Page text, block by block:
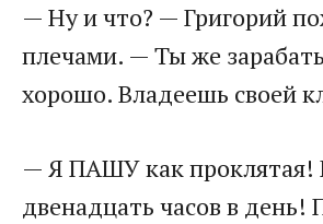
— Ну и что? — Григорий
плечами. — Ты же
хорошо. Владеешь своей
— Я ПАШУ как проклятая!
двенадцать часов в день!